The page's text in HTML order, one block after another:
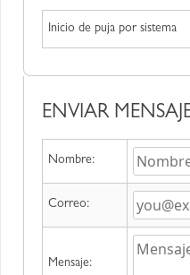
Inicio de puja por sistema
ENVIAR
Nombre:
Correo:
Mensaje: